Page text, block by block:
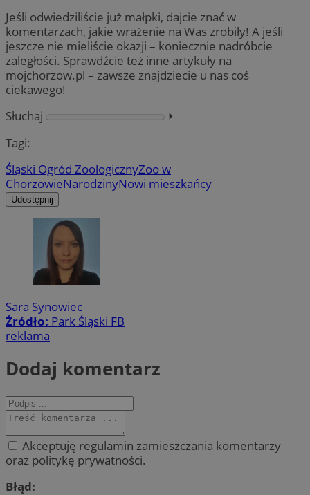
Jeśli odwiedziliście już małpki, dajcie znać w
komentarzach, jakie wrażenie na Was zrobiły! A jeśli
jeszcze nie mieliście okazji – koniecznie nadróbcie
zaległości. Sprawdźcie też inne artykuły na
mojchorzow.pl – zawsze znajdziecie u nas coś
ciekawego!
Słuchaj
⏵︎
Tagi:
Śląski Ogród ZoologicznyZoo w
ChorzowieNarodzinyNowi mieszkańcy
Udostępnij
Sara Synowiec
Źródło: Park Śląski FB
reklama
Dodaj komentarz
Akceptuję regulamin zamieszczania komentarzy
oraz politykę prywatności.
Błąd: